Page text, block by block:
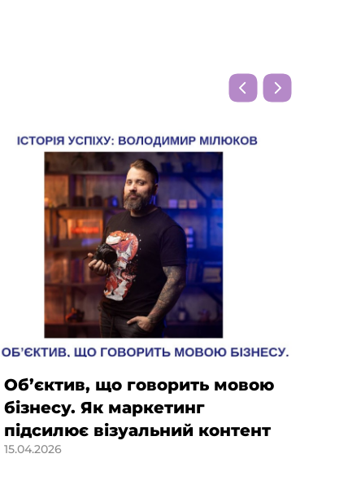
Об’єктив, що говорить мовою
бізнесу. Як маркетинг
підсилює візуальний контент
15.04.2026